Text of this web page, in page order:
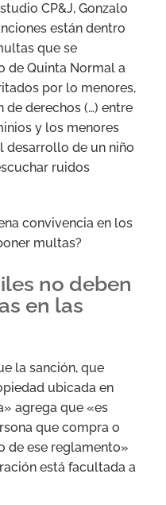
CP&J, Gonzalo
están dentro
que se
de Quinta Normal a
por lo menores,
derechos (…) entre
y los menores
desarrollo de un niño
ruidos
convivencia en los
multas?
no deben
en las
la sanción, que
ubicada en
agrega que «es
que compra o
de ese reglamento»
está facultada a